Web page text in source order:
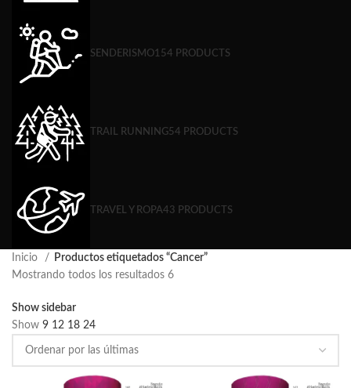
SENDERISMO154 PRODUCTS
TRAIL RUNNING54 PRODUCTS
TRAVEL Y ROPA43 PRODUCTS
Inicio
Productos etiquetados “Cancer”
Mostrando todos los resultados 6
Show sidebar
Show 9 12 18 24